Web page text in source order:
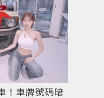
！車牌號碼暗